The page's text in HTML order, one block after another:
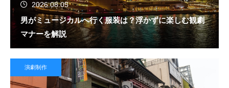
2026.08.05
男がミュージカルへ行く服装は？浮かずに楽しむ観劇
マナーを解説
演劇制作